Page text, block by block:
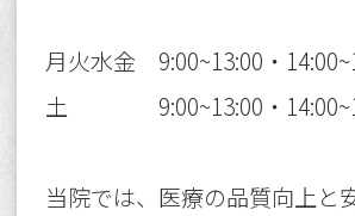
月火水金 9:00~13:00・
土 9:00~13:00・
当院では、医療の品質向上と